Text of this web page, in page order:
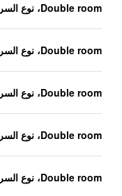
Double room، نوع السرير غير معروف
Double room، نوع السرير غير معروف
Double room، نوع السرير غير معروف
Double room، نوع السرير غير معروف
Double room، نوع السرير غير معروف